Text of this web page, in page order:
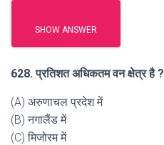
SHOW ANSWER
628. प्रतिशत अधिकतम वन क्षेत्र है ?
(A) अरुणाचल प्रदेश में
(B) नगालैंड में
(C) मिजोरम में